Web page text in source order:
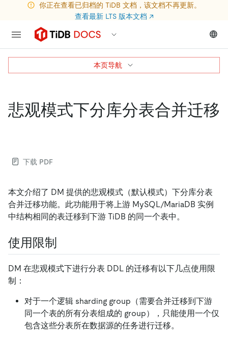
你正在查看已归档的 TiDB 文档，该文档不再更新。
查看最新 LTS 版本文档 ↗
悲观模式下分库分表合并迁移
下载 PDF
本文介绍了 DM 提供的悲观模式（默认模式）下分库分表
合并迁移功能。此功能用于将上游 MySQL/MariaDB 实例
中结构相同的表迁移到下游 TiDB 的同一个表中。
使用限制
DM 在悲观模式下进行分表 DDL 的迁移有以下几点使用限
制：
对于一个逻辑 sharding group（需要合并迁移到下游
同一个表的所有分表组成的 group），只能使用一个仅
包含这些分表所在数据源的任务进行迁移。
本页导航